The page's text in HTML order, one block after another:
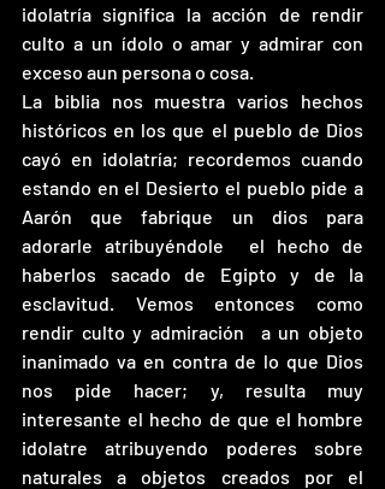
idolatría significa la acción de rendir
culto a un ídolo o amar y admirar con
exceso aun persona o cosa.
La biblia nos muestra varios hechos
históricos en los que el pueblo de Dios
cayó en idolatría; recordemos cuando
estando en el Desierto el pueblo pide a
Aarón que fabrique un dios para
adorarle atribuyéndole  el hecho de
haberlos sacado de Egipto y de la
esclavitud. Vemos entonces como
rendir culto y admiración  a un objeto
inanimado va en contra de lo que Dios
nos pide hacer; y, resulta muy
interesante el hecho de que el hombre
idolatre atribuyendo poderes sobre
naturales a objetos creados por el